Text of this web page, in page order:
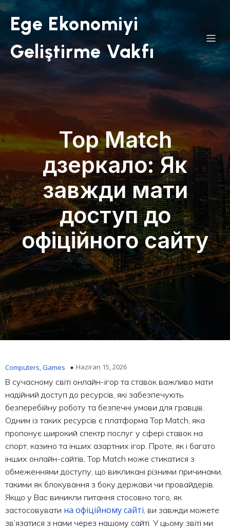
Ege Ekonomiyi
Geliştirme Vakfı
Top Match
дзеркало: Як
завжди мати
доступ до
офіційного сайту
Computers, Games Haziran 15, 2026
В сучасному світі онлайн-ігор та ставок важливо мати
надійний доступ до ресурсів, які забезпечують
безперебійну роботу та безпечні умови для гравців.
Одним із таких ресурсів є платформа Top Match, яка
пропонує широкий спектр послуг у сфері ставок на
спорт, казино та інших азартних ігор. Проте, як і багато
інших онлайн-сайтів, Top Match може стикатися з
обмеженнями доступу, що викликані різними причинами,
такими як блокування з боку держави чи провайдерів.
Якщо у Вас виникли питання стосовно того, як
застосовувати на офіційному сайті, ви завжди можете
зв’язатися з нами через нашому сайті. У цьому звіті ми